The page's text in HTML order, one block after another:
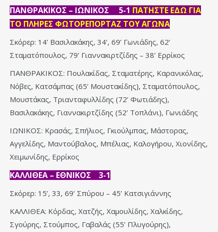
ΠΑΝΘΡΑΚΙΚΟΣ – ΙΩΝΙΚΟΣ 5-1 ΠΑΤΗΣΤΕ ΕΔΩ ΓΙΑ
ΤΟ ΠΛΗΡΕΣ ΦΩΤΟΡΕΠΟΡΤΑΖ ΤΟΥ ΑΓΩΝΑ
Σκόρερ: 14’ Βασιλακάκης, 34’, 69’ Γωνιάδης, 62’
Σταματόπουλος, 79’ Γιαννακιρτζίδης – 38’ Ερρίκος
ΠΑΝΘΡΑΚΙΚΟΣ: Πουλακίδας, Σταματέρης, Καρανικόλας,
Νόβες, Κατσάμπας (65’ Μουστακίδης), Σταματόπουλος,
Μουστάκας, Τριανταφυλλίδης (72’ Φωτιάδης),
Βασιλακάκης, Γιαννακιρτζίδης (52’ Τοπλάνι), Γωνιάδης
ΙΩΝΙΚΟΣ: Κρασάς, Σπήλιος, Γκιούλμπας, Μάστορας,
Αγγελίδης, Μαντούβαλος, Μπέλιας, Καλογήρου, Χιονίδης,
Χειμωνίδης, Ερρίκος
ΚΑΛΛΙΘΕΑ – ΕΘΝΙΚΟΣ 3-1
Σκόρερ: 15’, 33, 69’ Σπύρου – 45’ Κατσιγιάννης
ΚΑΛΛΙΘΕΑ: Κόρδας, Χατζής, Χαμουλίδης, Χαλκίδης,
Σγούρης, Στούμπος, Γαβαλάς (55’ Πλυγούρης),